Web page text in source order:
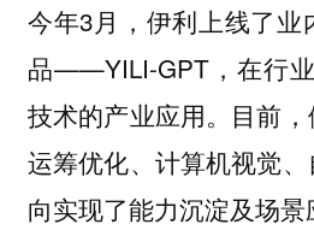
今年3月，伊利上线了业
品——YILI-GPT，在行
技术的产业应用。目前，
运筹优化、计算机视觉
向实现了能力沉淀及场景